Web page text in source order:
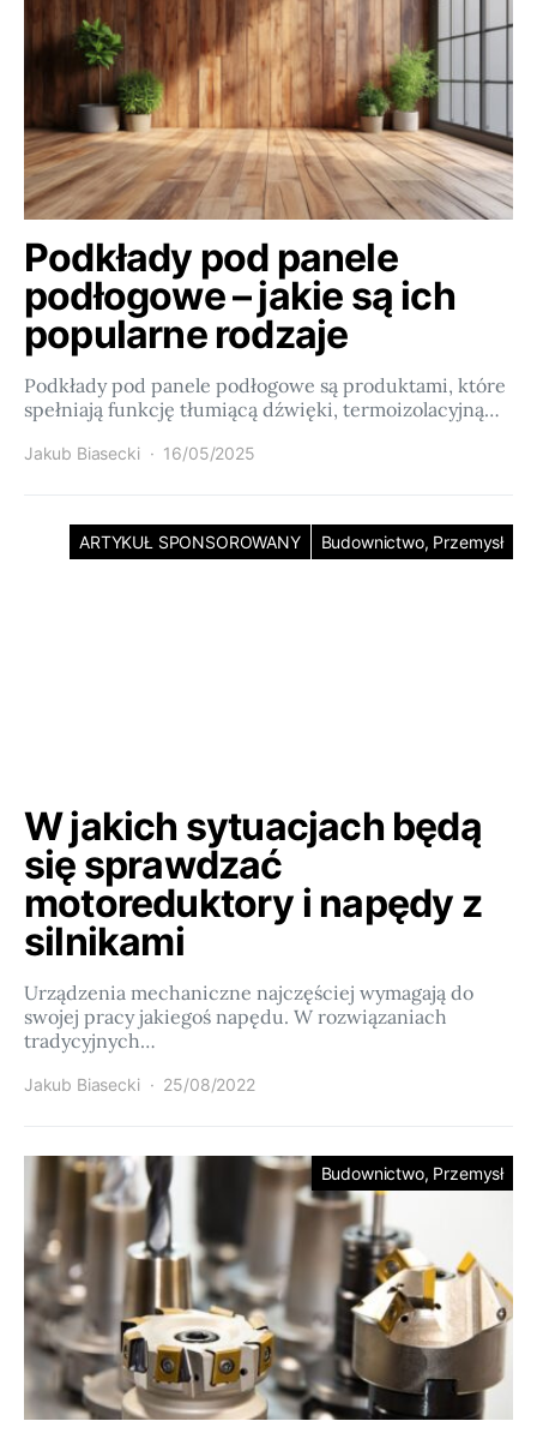
Podkłady pod panele
podłogowe – jakie są ich
popularne rodzaje
Podkłady pod panele podłogowe są produktami, które
spełniają funkcję tłumiącą dźwięki, termoizolacyjną…
Jakub Biasecki 16/05/2025
ARTYKUŁ SPONSOROWANY Budownictwo, Przemysł
W jakich sytuacjach będą
się sprawdzać
motoreduktory i napędy z
silnikami
Urządzenia mechaniczne najczęściej wymagają do
swojej pracy jakiegoś napędu. W rozwiązaniach
tradycyjnych…
Jakub Biasecki 25/08/2022
Budownictwo, Przemysł